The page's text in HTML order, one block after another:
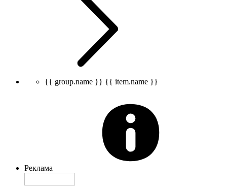
{{ group.name }} {{ item.name }}
Реклама